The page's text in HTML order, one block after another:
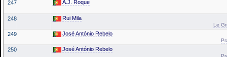
247 A.J. Roque
248 Rui Mila
Le
249 José António Rebelo
250 José António Rebelo